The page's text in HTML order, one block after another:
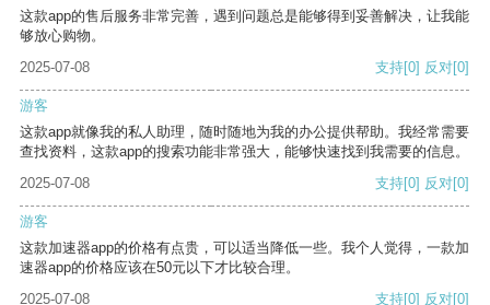
这款app的售后服务非常完善，遇到问题总是能够得到妥善解决，让我能
够放心购物。
2025-07-08
支持[0] 反对[0]
游客
这款app就像我的私人助理，随时随地为我的办公提供帮助。我经常需要
查找资料，这款app的搜索功能非常强大，能够快速找到我需要的信息。
2025-07-08
支持[0] 反对[0]
游客
这款加速器app的价格有点贵，可以适当降低一些。我个人觉得，一款加
速器app的价格应该在50元以下才比较合理。
2025-07-08
支持[0] 反对[0]